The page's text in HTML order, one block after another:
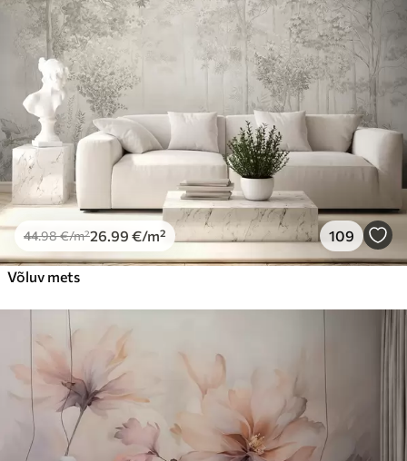
Premium vinüül
65 .0039.00 €/m²
Peel and Stick
81 .67 49.00€/m²
44.98€/m²26 .99 €/m² 109
Võluv mets